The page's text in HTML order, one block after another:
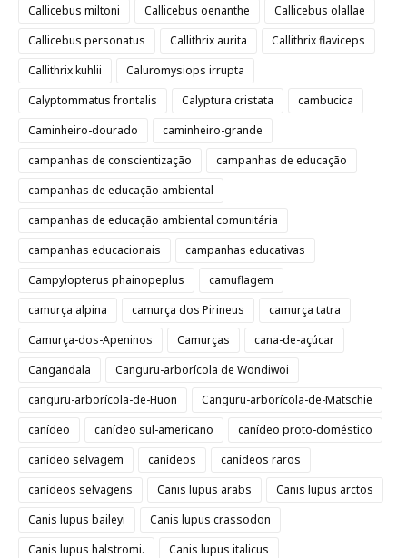
Callicebus miltoni
Callicebus oenanthe
Callicebus olallae
Callicebus personatus
Callithrix aurita
Callithrix flaviceps
Callithrix kuhlii
Caluromysiops irrupta
Calyptommatus frontalis
Calyptura cristata
cambucica
Caminheiro-dourado
caminheiro-grande
campanhas de conscientização
campanhas de educação
campanhas de educação ambiental
campanhas de educação ambiental comunitária
campanhas educacionais
campanhas educativas
Campylopterus phainopeplus
camuflagem
camurça alpina
camurça dos Pirineus
camurça tatra
Camurça-dos-Apeninos
Camurças
cana-de-açúcar
Cangandala
Canguru-arborícola de Wondiwoi
canguru-arborícola-de-Huon
Canguru-arborícola-de-Matschie
canídeo
canídeo sul-americano
canídeo proto-doméstico
canídeo selvagem
canídeos
canídeos raros
canídeos selvagens
Canis lupus arabs
Canis lupus arctos
Canis lupus baileyi
Canis lupus crassodon
Canis lupus halstromi.
Canis lupus italicus